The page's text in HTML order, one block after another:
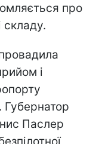
про
і
Губернатор
Паслер